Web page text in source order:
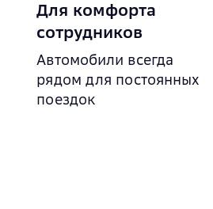
Для комфорта
сотрудников
Автомобили всегда
рядом для постоянных
поездок